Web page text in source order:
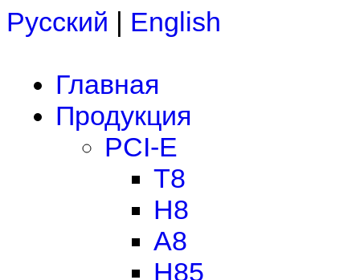
Русский | English
Главная
Продукция
PCI-E
T8
H8
A8
H85